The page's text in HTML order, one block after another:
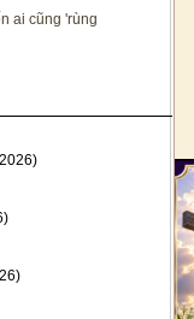
ai cũng 'rùng